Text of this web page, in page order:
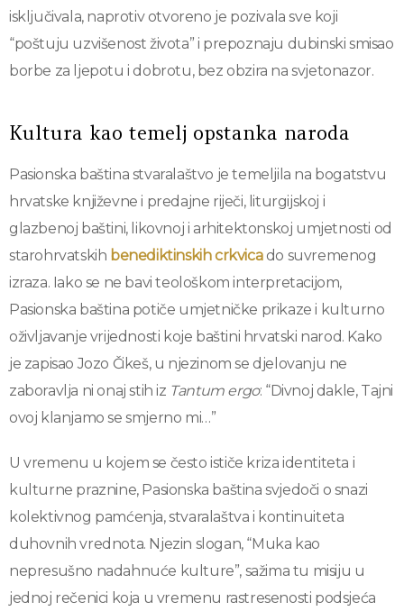
isključivala, naprotiv otvoreno je pozivala sve koji
“poštuju uzvišenost života” i prepoznaju dubinski smisao
borbe za ljepotu i dobrotu, bez obzira na svjetonazor.
Kultura kao temelj opstanka naroda
Pasionska baština stvaralaštvo je temeljila na bogatstvu
hrvatske književne i predajne riječi, liturgijskoj i
glazbenoj baštini, likovnoj i arhitektonskoj umjetnosti od
starohrvatskih benediktinskih crkvicado suvremenog
izraza. Iako se ne bavi teološkom interpretacijom,
Pasionska baština potiče umjetničke prikaze i kulturno
oživljavanje vrijednosti koje baštini hrvatski narod. Kako
je zapisao Jozo Čikeš, u njezinom se djelovanju ne
zaboravlja ni onaj stih iz Tantum ergo: “Divnoj dakle, Tajni
ovoj klanjamo se smjerno mi…”
U vremenu u kojem se često ističe kriza identiteta i
kulturne praznine, Pasionska baština svjedoči o snazi
kolektivnog pamćenja, stvaralaštva i kontinuiteta
duhovnih vrednota. Njezin slogan, “Muka kao
nepresušno nadahnuće kulture”, sažima tu misiju u
jednoj rečenici koja u vremenu rastresenosti podsjeća